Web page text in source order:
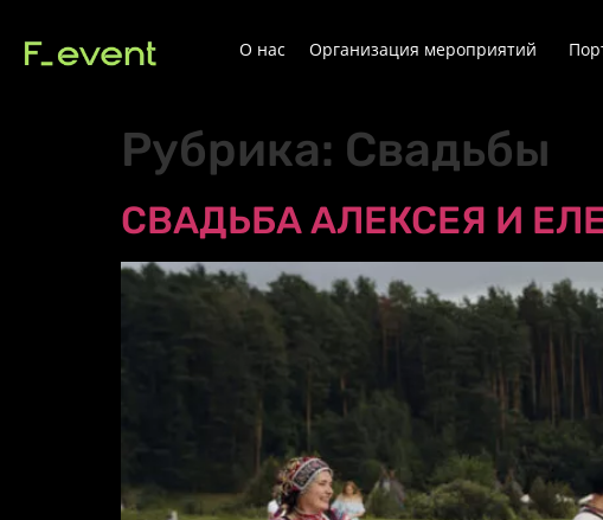
О нас Организация мероприятий
Рубрика: Свадьбы
СВАДЬБА АЛЕКСЕЯ И